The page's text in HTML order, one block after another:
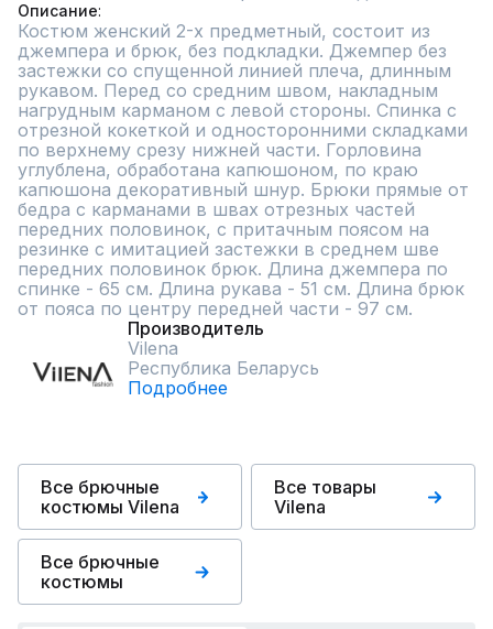
Описание
Костюм женский 2-х предметный, состоит из
джемпера и брюк, без подкладки. Джемпер без
застежки со спущенной линией плеча, длинным
рукавом. Перед со средним швом, накладным
нагрудным карманом с левой стороны. Спинка с
отрезной кокеткой и односторонними складками
по верхнему срезу нижней части. Горловина
углублена, обработана капюшоном, по краю
капюшона декоративный шнур. Брюки прямые от
бедра с карманами в швах отрезных частей
передних половинок, с притачным поясом на
резинке с имитацией застежки в среднем шве
передних половинок брюк. Длина джемпера по
спинке - 65 см. Длина рукава - 51 см. Длина брюк
от пояса по центру передней части - 97 см.
Производитель
Vilena
Республика Беларусь
Подробнее
Все брючные
костюмы Vilena
Все товары
Vilena
Все брючные
костюмы